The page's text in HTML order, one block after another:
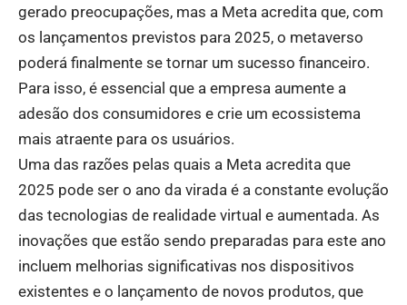
gerado preocupações, mas a Meta acredita que, com
os lançamentos previstos para 2025, o metaverso
poderá finalmente se tornar um sucesso financeiro.
Para isso, é essencial que a empresa aumente a
adesão dos consumidores e crie um ecossistema
mais atraente para os usuários.
Uma das razões pelas quais a Meta acredita que
2025 pode ser o ano da virada é a constante evolução
das tecnologias de realidade virtual e aumentada. As
inovações que estão sendo preparadas para este ano
incluem melhorias significativas nos dispositivos
existentes e o lançamento de novos produtos, que